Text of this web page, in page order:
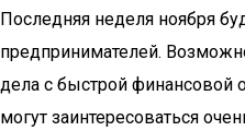
Последняя неделя ноября
предпринимателей.
дела с быстрой финансовой
могут заинтересоваться